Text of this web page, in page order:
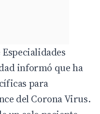
informó que ha
para
del Corona Virus.